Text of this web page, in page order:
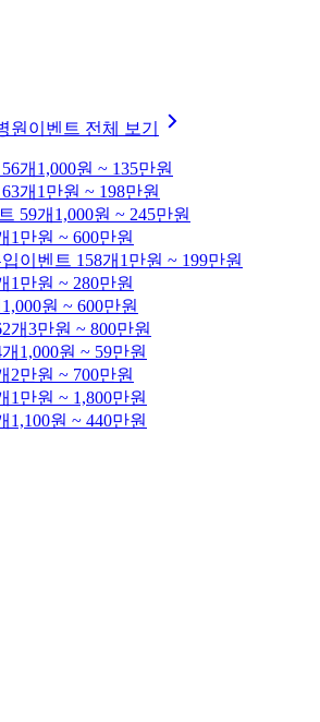
원이벤트 전체 보기
개 1,000원 ~ 135만원
개 1만원 ~ 198만원
59개 1,000원 ~ 245만원
1만원 ~ 600만원
이벤트 158개 1만원 ~ 199만원
1만원 ~ 280만원
1,000원 ~ 600만원
개3만원 ~ 800만원
1,000원 ~ 59만원
2만원 ~ 700만원
1만원 ~ 1,800만원
1,100원 ~ 440만원